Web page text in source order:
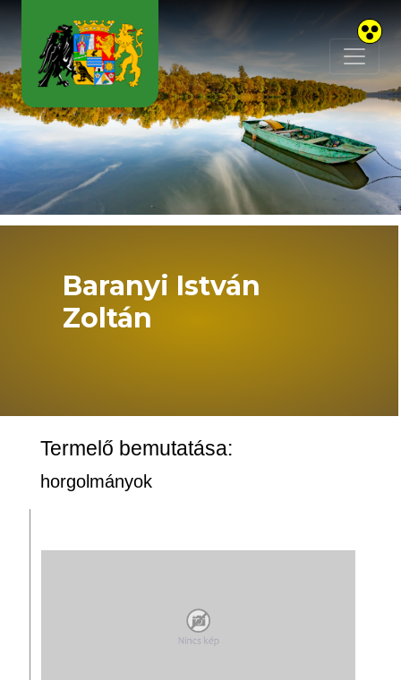
Baranyi István
Zoltán
Termelő bemutatása:
horgolmányok